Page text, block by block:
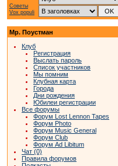
Советы
Vox populi
Мр. Поустман
Клуб
Регистрация
Выслать пароль
Список участников
Мы помним
Клубная карта
Города
Дни рождения
Юбилеи регистрации
Все форумы
Форум Lost Lennon Tapes
Форум Photo
Форум Music General
Форум Club
Форум Ad Libitum
Чат (0)
Правила форумов